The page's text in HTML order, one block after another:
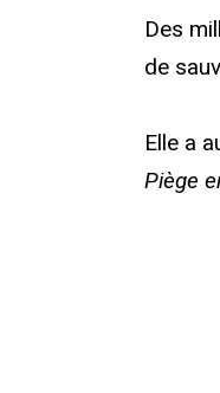
Des
de
Elle a
Piège